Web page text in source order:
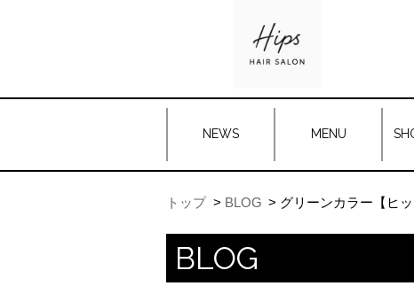
NEWS MENU
トップ BLOG グリーンカラー【ヒ
BLOG